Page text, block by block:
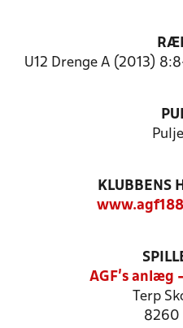
U12 Drenge A (2013)
KLUBBENS
AGF's anlæg
Terp
8260